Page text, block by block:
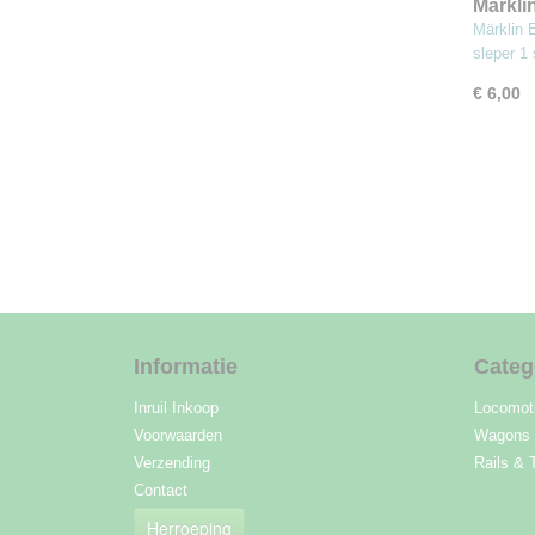
Märklin
sleper 1
€ 6,00
Informatie
Inruil Inkoop
Voorwaarden
Verzending
Contact
Herroeping
Wagons
Rails &